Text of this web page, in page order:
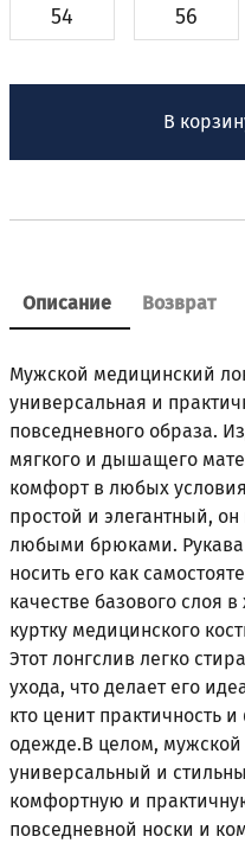
54 56
В
Описание Возврат
Мужской медицинский
универсальная и
повседневного образа.
мягкого и дышащего
комфорт в любых
простой и элегантный, он
любыми брюками. Рукава
носить его как
качестве базового слоя
куртку медицинского
Этот лонгслив легко
ухода, что делает его
кто ценит практичность
одежде.В целом, мужской
универсальный и
комфортную и
повседневной носки и